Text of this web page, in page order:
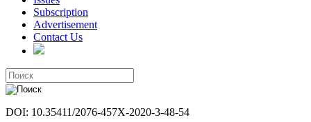
Subscription
Advertisement
Contact Us
DOI: 10.35411/2076-457X-2020-3-48-54